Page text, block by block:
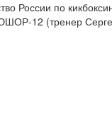
России по
12 (тренер